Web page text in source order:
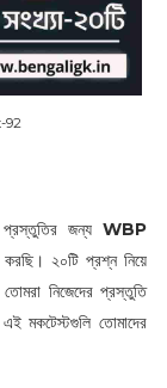
92
প্রস্তুতির জন্যWBP
করছি। ২০টি প্রশ্ন নিয়ে
নিজেদের প্রস্তুতি
মকটেস্টগুলি তোমাদের